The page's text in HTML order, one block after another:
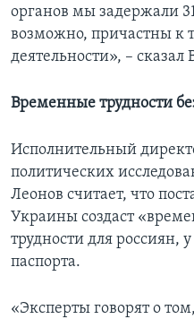
органов мы задержали
возможно, причастны к
деятельности», –
Временные трудности
Исполнительный
политических
Леонов считает, что
Украины создаст
трудности для россиян,
паспорта.
«Эксперты говорят о